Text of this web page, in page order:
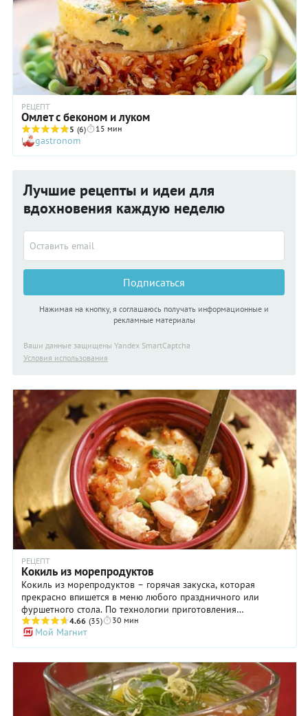
РЕЦЕПТ
Омлет с беконом и луком
5 (6) 15 мин
gastronom
Лучшие рецепты и идеи для
вдохновения каждую неделю
Подписаться
Нажимая на кнопку, я соглашаюсь получать информационные и
рекламные материалы
Ваши данные защищены Yandex SmartCaptcha
Условия использования
РЕЦЕПТ
Кокиль из морепродуктов
Кокиль из морепродуктов – горячая закуска, которая
прекрасно впишется в меню любого праздничного или
фуршетного стола. По технологии приготовления
французский coquille (в переводе – раковина или скорлупа)
очень напоминает всем известный жульен. Но, в отличие от
последнего, обычно готовится из мидий, креветок,
кальмаров, рыбы либо микса этих продуктов. Именно такой
рецепт – морепродукты с кусочками филе лосося – мы
предлагаем вашему вниманию. Запеченный под сливочно-
сырной корочкой морской кокиль получается необычайно
нежным и ароматным.
4.66 (35) 30 мин
Мой Магнит